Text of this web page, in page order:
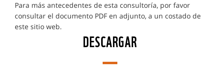
Para más antecedentes de esta consultoría, por favor
consultar el documento PDF en adjunto, a un costado de
este sitio web.
DESCARGAR